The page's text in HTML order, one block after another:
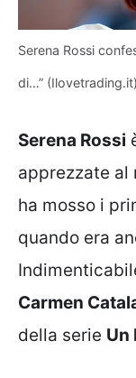
Serena Rossi
di…” (Ilovetrading.it)
Serena Rossi
apprezzate al
ha mosso i
quando era
Carmen
della serie Un